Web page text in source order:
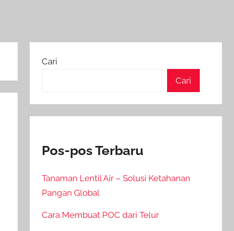
Cari
Cari
Pos-pos Terbaru
Tanaman Lentil Air – Solusi Ketahanan
Pangan Global
Cara Membuat POC dari Telur